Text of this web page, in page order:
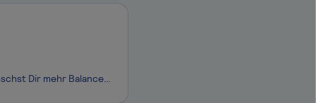
Du suchst den Job, in dem Deine Talente und Stärken geschätzt werden? Du wünschst Dir mehr Balance statt immer nur Work? Du möchtest den Job finden, der zu Dir und Deinem Leben passt? Dann haben wir, die Personalexperten von cleo, genau das Richtige für Dich! Wir suchen für ein Unternehmen aus der K